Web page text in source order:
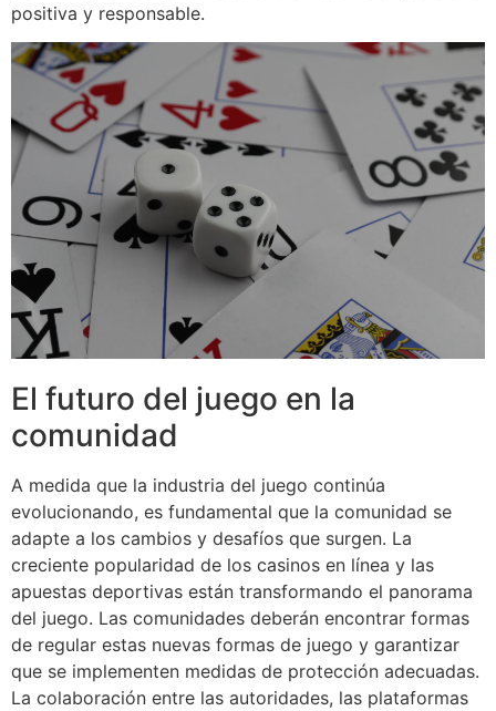
positiva y responsable.
El futuro del juego en la
comunidad
A medida que la industria del juego continúa
evolucionando, es fundamental que la comunidad se
adapte a los cambios y desafíos que surgen. La
creciente popularidad de los casinos en línea y las
apuestas deportivas están transformando el panorama
del juego. Las comunidades deberán encontrar formas
de regular estas nuevas formas de juego y garantizar
que se implementen medidas de protección adecuadas.
La colaboración entre las autoridades, las plataformas